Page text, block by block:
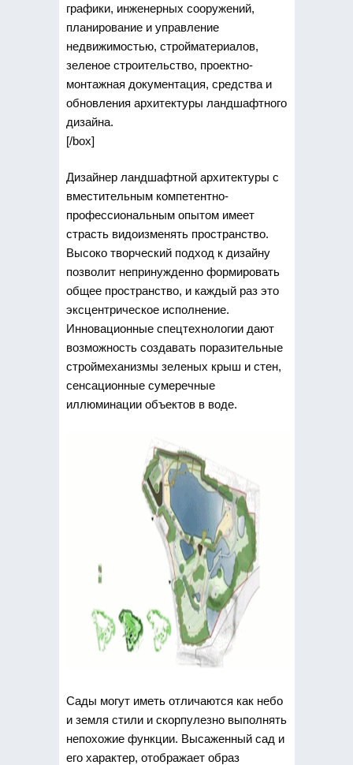
графики, инженерных сооружений,
планирование и управление
недвижимостью, стройматериалов,
зеленое строительство, проектно-
монтажная документация, средства и
обновления архитектуры ландшафтного
дизайна.
[/box]
Дизайнер ландшафтной архитектуры с
вместительным компетентно-
профессиональным опытом имеет
страсть видоизменять пространство.
Высоко творческий подход к дизайну
позволит непринужденно формировать
общее пространство, и каждый раз это
эксцентрическое исполнение.
Инновационные спецтехнологии дают
возможность создавать поразительные
строймеханизмы зеленых крыш и стен,
сенсационные сумеречные
иллюминации объектов в воде.
Сады могут иметь отличаются как небо
и земля стили и скорпулезно выполнять
непохожие функции. Высаженный сад и
его характер, отображает образ